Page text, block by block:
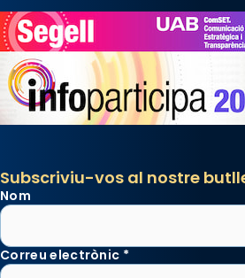
Subscriviu-vos al nostre
Nom
Correu electrònic *